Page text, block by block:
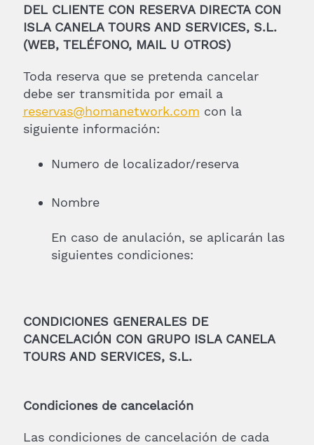
DEL CLIENTE CON RESERVA DIRECTA CON
ISLA CANELA TOURS AND SERVICES, S.L.
(WEB, TELÉFONO, MAIL U OTROS)
Toda reserva que se pretenda cancelar
debe ser transmitida por email a
reservas@homanetwork.com con la
siguiente información:
Numero de localizador/reserva
Nombre
En caso de anulación, se aplicarán las
siguientes condiciones:
CONDICIONES GENERALES DE
CANCELACIÓN CON GRUPO ISLA CANELA
TOURS AND SERVICES, S.L.
Condiciones de cancelación
Las condiciones de cancelación de cada